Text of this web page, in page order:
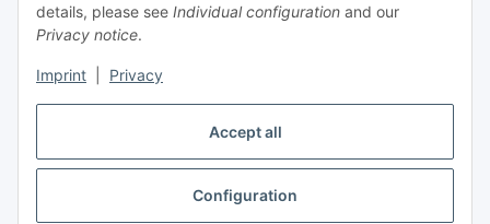
Accept all
Configuration
details, please see Individual configuration and our
Privacy notice.
Imprint Privacy
Max-Planck-Str. 34
61184 Karben
Germany
Telephone: +49-6039-938080
info@mayaadi-home.de